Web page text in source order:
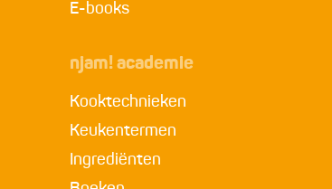
E-books
njam! academie
Kooktechnieken
Keukentermen
Ingrediënten